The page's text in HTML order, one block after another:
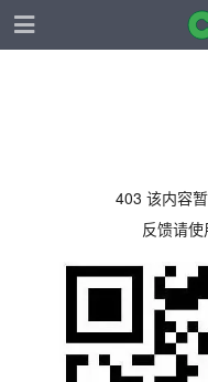
403 该内容
反馈请